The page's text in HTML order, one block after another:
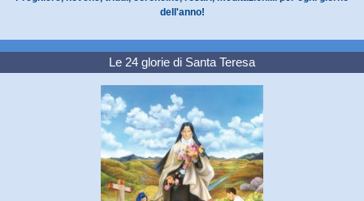
dell'anno!
Le 24 glorie di Santa Teresa